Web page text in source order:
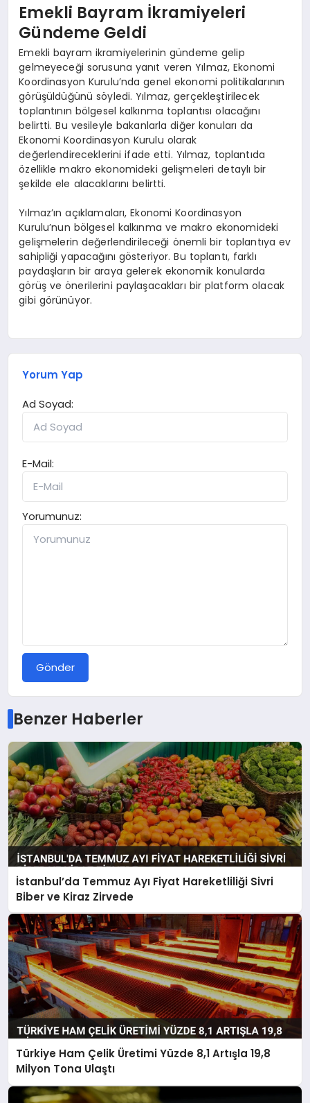
Emekli Bayram İkramiyeleri
Gündeme Geldi
Emekli bayram ikramiyelerinin gündeme gelip
gelmeyeceği sorusuna yanıt veren Yılmaz, Ekonomi
Koordinasyon Kurulu’nda genel ekonomi politikalarının
görüşüldüğünü söyledi. Yılmaz, gerçekleştirilecek
toplantının bölgesel kalkınma toplantısı olacağını
belirtti. Bu vesileyle bakanlarla diğer konuları da
Ekonomi Koordinasyon Kurulu olarak
değerlendireceklerini ifade etti. Yılmaz, toplantıda
özellikle makro ekonomideki gelişmeleri detaylı bir
şekilde ele alacaklarını belirtti.
Yılmaz’ın açıklamaları, Ekonomi Koordinasyon
Kurulu’nun bölgesel kalkınma ve makro ekonomideki
gelişmelerin değerlendirileceği önemli bir toplantıya ev
sahipliği yapacağını gösteriyor. Bu toplantı, farklı
paydaşların bir araya gelerek ekonomik konularda
görüş ve önerilerini paylaşacakları bir platform olacak
gibi görünüyor.
Yorum Yap
Ad Soyad:
E-Mail:
Yorumunuz:
Gönder
Benzer Haberler
İstanbul’da Temmuz Ayı Fiyat Hareketliliği Sivri
Biber ve Kiraz Zirvede
Türkiye Ham Çelik Üretimi Yüzde 8,1 Artışla 19,8
Milyon Tona Ulaştı